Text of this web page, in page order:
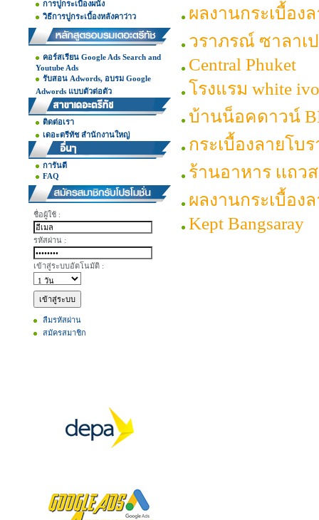
การปูกระเบื้องผนัง
วิธีการปูกระเบื้องหลังคาว่าว
คอร์สเรียน Google Ads Search and
Youtube Ads
รับสอน Adwords, อบรม Google
Adwords แบบตัวต่อตัว
ติดต่อเรา
เดอะตรีทัช สำนักงานใหญ่
การันตี
FAQ
ชื่อผู้ใช้ :
รหัสผ่าน :
เข้าสู่ระบบอัตโนมัติ :
ลืมรหัสผ่าน
สมัครสมาชิก
ผลงานกระเบื้อง
วราภรณ์ ซาลาเ
Central Phuket
โรงแรม white
บ้านน็อคดาวน์
กระเบื้องลายโบ
ร้านอาหาร เเถว
ผลงานกระเบื้อง
Kept Bangsaray